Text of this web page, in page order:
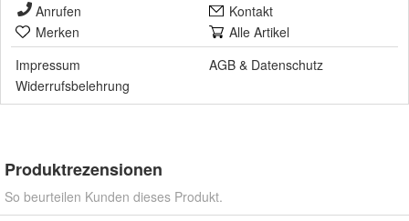
Anrufen
Kontakt
Merken
Alle Artikel
Impressum
AGB & Datenschutz
Widerrufsbelehrung
Produktrezensionen
So beurteilen Kunden dieses Produkt.